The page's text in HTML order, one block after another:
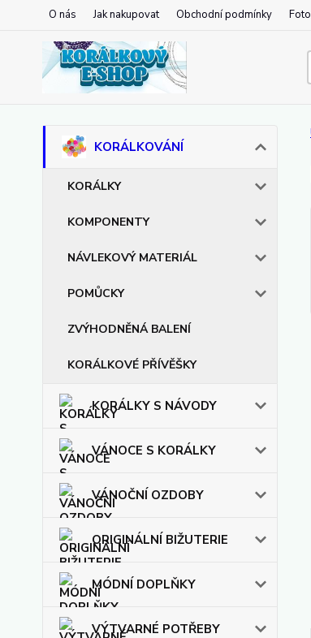
O nás Jak nakupovat Obchodní podmínky
KORÁLKOVÁNÍ
KORÁLKY
KOMPONENTY
NÁVLEKOVÝ MATERIÁL
POMŮCKY
ZVÝHODNĚNÁ BALENÍ
KORÁLKOVÉ PŘÍVĚŠKY
KORÁLKY S NÁVODY
VÁNOCE S KORÁLKY
VÁNOČNÍ OZDOBY
ORIGINÁLNÍ BIŽUTERIE
MÓDNÍ DOPLŇKY
VÝTVARNÉ POTŘEBY